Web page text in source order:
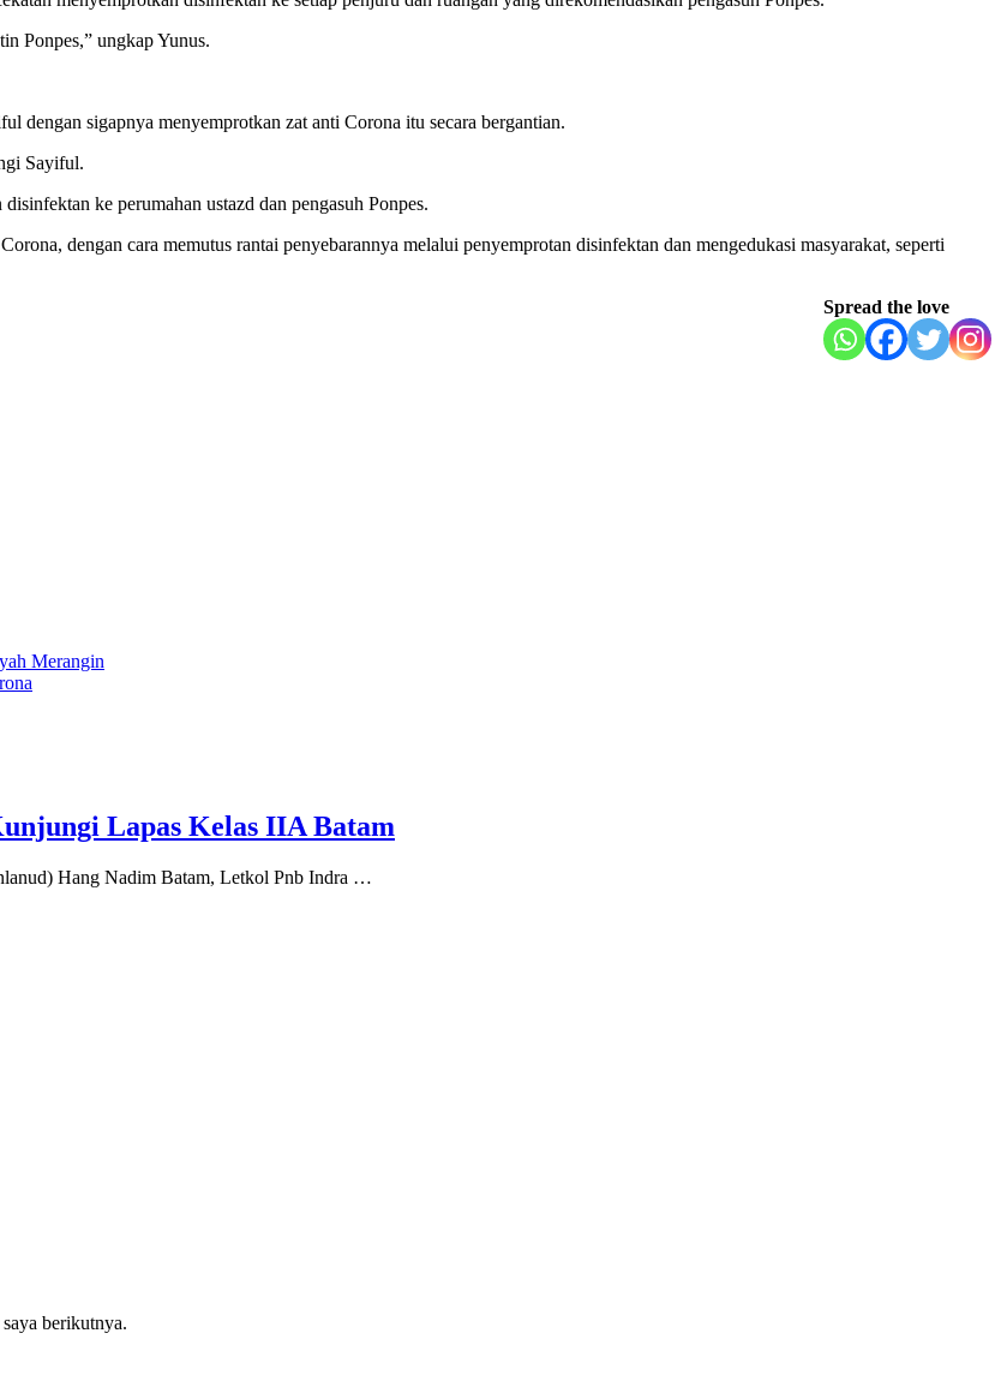
Ponpes,” ungkap Yunus.
sigapnya menyemprotkan zat anti Corona itu secara bergantian.
Sayiful.
ke perumahan ustazd dan pengasuh Ponpes.
dengan cara memutus rantai penyebarannya melalui penyemprotan disinfektan dan mengedukasi masyarakat, seperti
Spread the love
Merangin
Lapas Kelas IIA Batam
Hang Nadim Batam, Letkol Pnb Indra …
berikutnya.